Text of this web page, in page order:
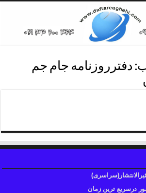
دفترروزنامه جام جم
درسریع ترین زمان